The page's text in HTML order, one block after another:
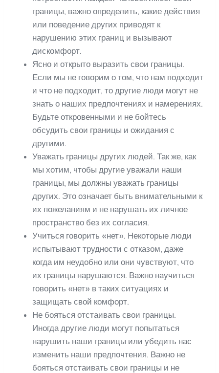
границы, важно определить, какие действия
или поведение других приводят к
нарушению этих границ и вызывают
дискомфорт.
Ясно и открыто выразить свои границы.
Если мы не говорим о том, что нам подходит
и что не подходит, то другие люди могут не
знать о наших предпочтениях и намерениях.
Будьте откровенными и не бойтесь
обсудить свои границы и ожидания с
другими.
Уважать границы других людей. Так же, как
мы хотим, чтобы другие уважали наши
границы, мы должны уважать границы
других. Это означает быть внимательными к
их пожеланиям и не нарушать их личное
пространство без их согласия.
Учиться говорить «нет». Некоторые люди
испытывают трудности с отказом, даже
когда им неудобно или они чувствуют, что
их границы нарушаются. Важно научиться
говорить «нет» в таких ситуациях и
защищать свой комфорт.
Не бояться отстаивать свои границы.
Иногда другие люди могут попытаться
нарушить наши границы или убедить нас
изменить наши предпочтения. Важно не
бояться отстаивать свои границы и не